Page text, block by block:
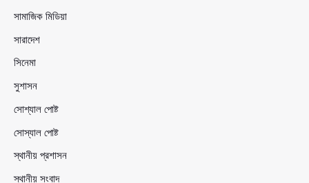
সামাজিক মিডিয়া
সারাদেশ
সিনেমা
সুশাসন
সোশ্যাল পোষ্ট
সোস্যাল পোষ্ট
স্থানীয় প্রশাসন
স্থানীয় সংবাদ